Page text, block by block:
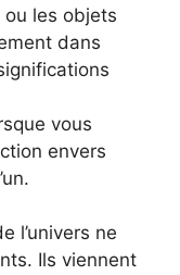
ou les objets
dans
vous
envers
l’univers ne
Ils viennent